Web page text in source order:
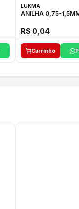
LUKMA
ANILHA 0,75-
R$ 0,04
Carrinho